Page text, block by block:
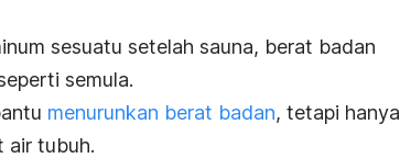
sesuatu setelah sauna, berat badan
semula.
menurunkan berat badan, tetapi hanya
air tubuh.